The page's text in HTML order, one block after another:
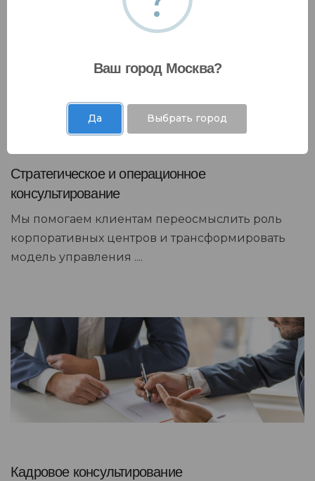
Стратегическое и операционное
консультирование
Мы помогаем клиентам переосмыслить роль
корпоративных центров и трансформировать
модель управления ....
Кадровое консультирование
Ваш город Москва?
Да Выбрать город